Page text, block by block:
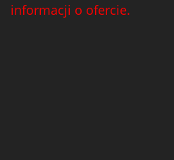
informacji o ofercie.